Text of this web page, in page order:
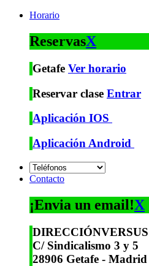
Horario
ReservasX
Getafe Ver horario
Reservar clase Entrar
Aplicación IOS
Aplicación Android
Contacto
¡Envia un email!X
DIRECCIÓN
C/ Sindicalismo 3 y 5
28906 Getafe - Madrid